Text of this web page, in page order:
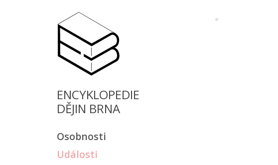
ENCYKLOPEDIE
DĚJIN BRNA
Osobnosti
Události